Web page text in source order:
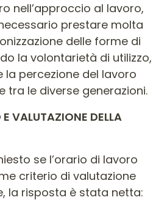
nell’approccio al lavoro,
prestare molta
delle forme di
la volontarietà di utilizzo,
la percezione del lavoro
tra le diverse generazioni.
VALUTAZIONE DELLA
se l’orario di lavoro
criterio di valutazione
la risposta è stata netta: